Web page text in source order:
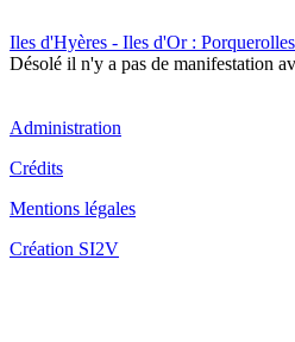
Iles d'Hyères - Iles d'Or :
Désolé il n'y a pas de manifestation
Administration
Crédits
Mentions légales
Création SI2V